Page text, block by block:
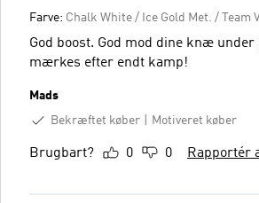
Farve: Chalk White / Ice Gold Met. / Team
God boost. God mod dine knæ under
mærkes efter endt kamp!
Mads
Bekræftet køber
Motiveret køber
Brugbart? 0 0 Rapportér